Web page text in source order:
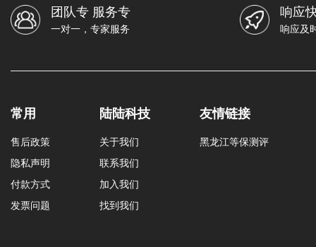
团队专 服务专
一对一，专家服务
响应
响应及
常用
售后政策
隐私声明
付款方式
发票问题
陆陆科技
关于我们
联系我们
加入我们
找到我们
友情链接
黑龙江等保测评